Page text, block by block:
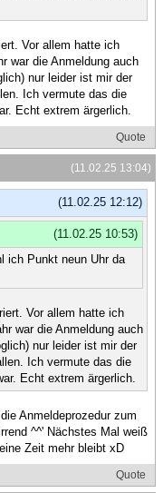
Vor allem hatte ich
war die Anmeldung auch
nur leider ist mir der
Ich vermute das die
Echt extrem ärgerlich.
Quote
(11.02.25 13:04)
(11.02.25 12:12)
(11.02.25 10:53)
ich Punkt neun Uhr da
Vor allem hatte ich
war die Anmeldung auch
nur leider ist mir der
Ich vermute das die
Echt extrem ärgerlich.
Anmeldeprozedur zum
^^' Nächstes Mal weiß
Zeit mehr bleibt xD
Quote